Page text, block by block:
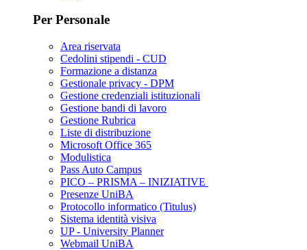
Per Personale
Area riservata
Cedolini stipendi - CUD
Formazione a distanza
Gestionale privacy - DPM
Gestione credenziali istituzionali
Gestione bandi di lavoro
Gestione Rubrica
Liste di distribuzione
Microsoft Office 365
Modulistica
Pass Auto Campus
PICO – PRISMA – INIZIATIVE
Presenze UniBA
Protocollo informatico (Titulus)
Sistema identità visiva
UP - University Planner
Webmail UniBA